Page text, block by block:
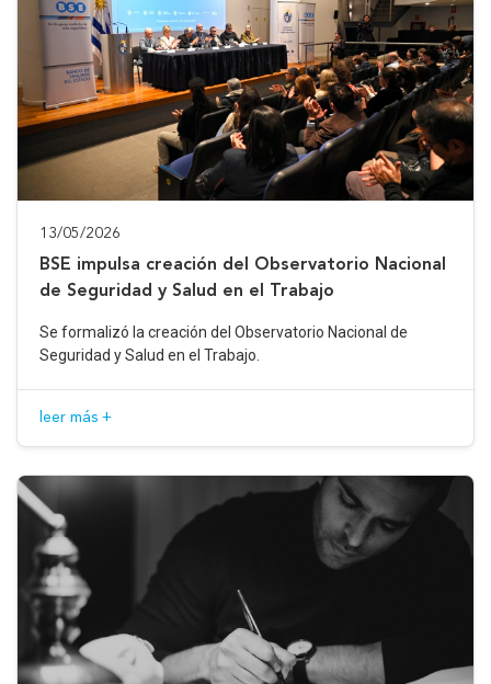
13/05/2026
BSE impulsa creación del Observatorio Nacional
de Seguridad y Salud en el Trabajo
Se formalizó la creación del Observatorio Nacional de
Seguridad y Salud en el Trabajo.
leer más +